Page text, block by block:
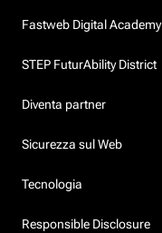
Fastweb Digital Academy
STEP FuturAbility District
Diventa partner
Sicurezza sul Web
Tecnologia
Responsible Disclosure